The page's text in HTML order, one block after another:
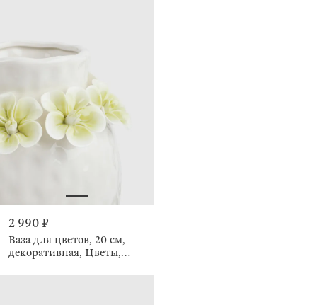
2 990 ₽
Ваза для цветов, 20 см,
декоративная, Цветы,